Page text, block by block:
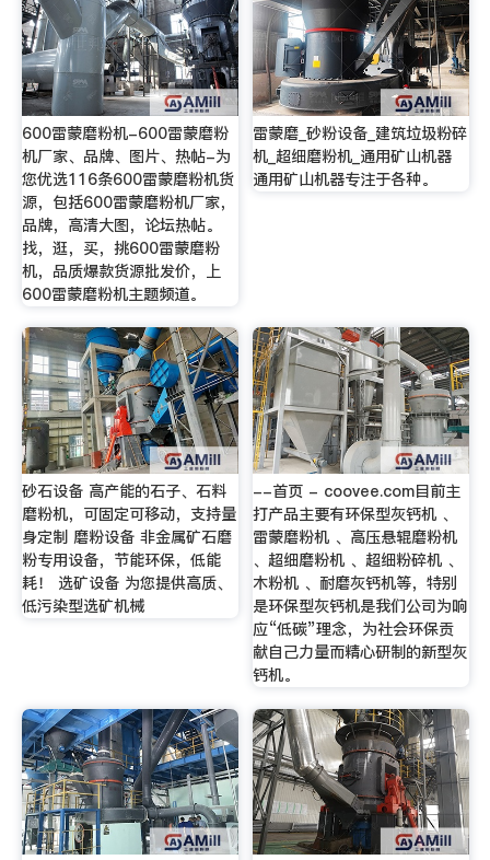
600雷蒙磨粉机-600雷蒙磨粉
机厂家、品牌、图片、热帖-为
您优选116条600雷蒙磨粉机货
源，包括600雷蒙磨粉机厂家，
品牌，高清大图，论坛热帖。
找，逛，买，挑600雷蒙磨粉
机，品质爆款货源批发价，上
600雷蒙磨粉机主题频道。
雷蒙磨_砂粉设备_建筑垃圾粉碎
机_超细磨粉机_通用矿山机器
通用矿山机器专注于各种。
砂石设备 高产能的石子、石料
磨粉机，可固定可移动，支持量
身定制 磨粉设备 非金属矿石磨
粉专用设备，节能环保，低能
耗！ 选矿设备 为您提供高质、
低污染型选矿机械
--首页 - coovee.com目前主
打产品主要有环保型灰钙机 、
雷蒙磨粉机 、高压悬辊磨粉机
、超细磨粉机 、超细粉碎机 、
木粉机 、耐磨灰钙机等，特别
是环保型灰钙机是我们公司为响
应“低碳”理念，为社会环保贡
献自己力量而精心研制的新型灰
钙机。